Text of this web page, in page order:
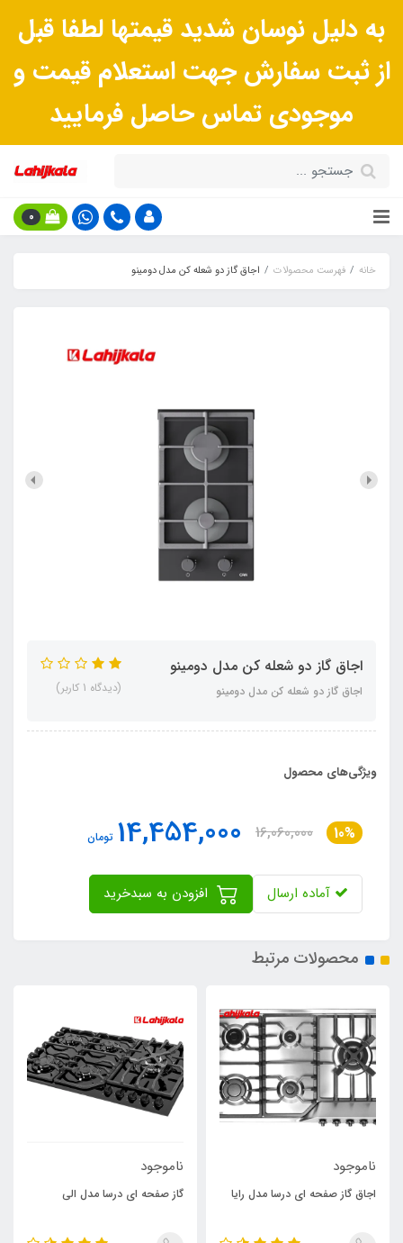
به دلیل نوسان شدید قیمتها لطفا قبل
از ثبت سفارش جهت استعلام قیمت و
موجودی تماس حاصل فرمایید
0
خانه فهرست محصولات اجاق گاز دو شعله کن مدل دومینو
اجاق گاز دو شعله کن مدل دومینو
اجاق گاز دو شعله کن مدل دومینو (دیدگاه 1 کاربر)
ویژگی‌های محصول
10%
16,060,000
14,454,000 تومان
آماده ارسال
محصولات مرتبط
ناموجود
اجاق گاز صفحه ای درسا مدل رایا
ناموجود
گاز صفحه ای درسا مدل الی